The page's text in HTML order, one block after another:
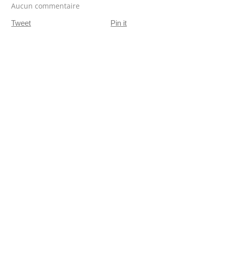
Aucun commentaire
Tweet Pin it